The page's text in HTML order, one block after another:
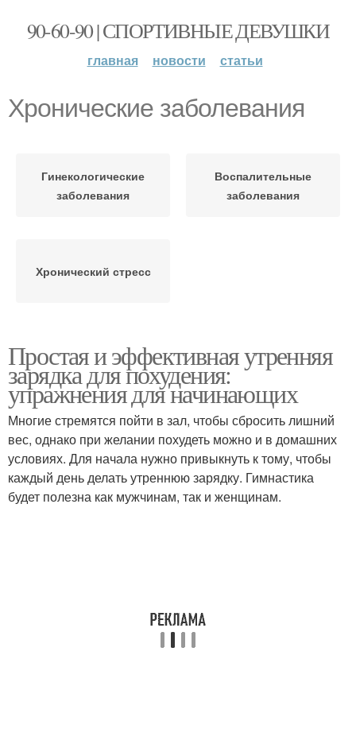
90-60-90 | СПОРТИВНЫЕ ДЕВУШКИ
главная новости статьи
Хронические заболевания
Гинекологические
заболевания
Воспалительные
заболевания
Хронический стресс
Простая и эффективная утренняя
зарядка для похудения:
упражнения для начинающих
Многие стремятся пойти в зал, чтобы сбросить лишний
вес, однако при желании похудеть можно и в домашних
условиях. Для начала нужно привыкнуть к тому, чтобы
каждый день делать утреннюю зарядку. Гимнастика
будет полезна как мужчинам, так и женщинам.